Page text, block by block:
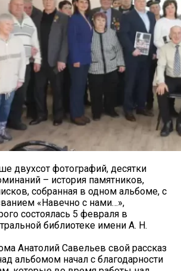
двухсот фотографий, десятки
– история памятников,
собранная в одном альбоме, с
«Навечно с нами…»,
состоялась 5 февраля в
библиотеке имени А. Н.
Анатолий Савельев свой рассказ
альбомом начал с благодарности